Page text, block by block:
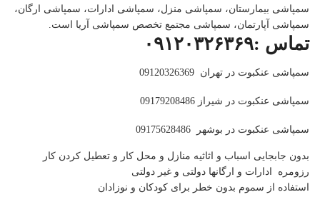
سمپاشی بیمارستان، سمپاشی منزل، سمپاشی ادارات، سمپاشی ارگان،
سمپاشی آپارتمان، سمپاشی مجتمع تخصص سمپاشی آریا است.
تماس :۰۹۱۲۰۳۲۶۳۶۹
سمپاشی عنکبوت در تهران 09120326369
سمپاشی عنکبوت در شیراز 09179208486
سمپاشی عنکبوت در بوشهر 09175628486
بدون جابجایی اسباب و اثاثیه منازل و محل کار و تعطیل کردن کار
رزومره ادارات و ارگانها دولتی و غیر دولتی
استفاده از سموم بدون خطر برای کودکان و نوزادان